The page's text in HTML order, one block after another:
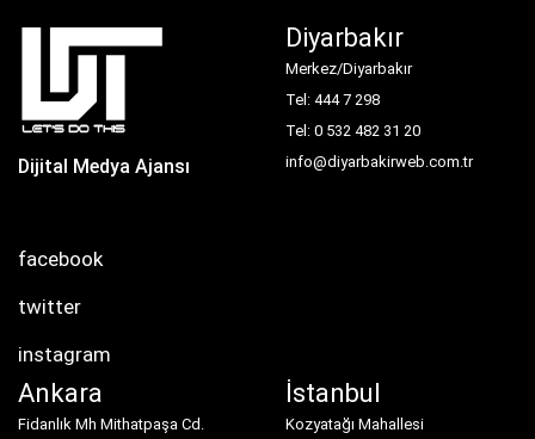
Dijital Medya Ajansı
facebook
twitter
instagram
Diyarbakır
Merkez/Diyarbakır
Tel: 444 7 298
Tel: 0 532 482 31 20
info@diyarbakirweb.com.tr
Ankara
Fidanlık Mh Mithatpaşa Cd.
İstanbul
Kozyatağı Mahallesi